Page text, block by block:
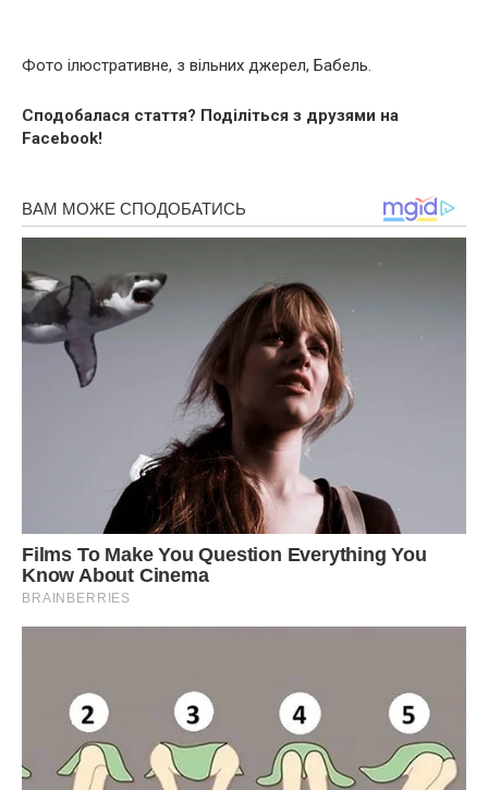
Фото ілюстративне, з вільних джерел, Бабель.
Сподобалася стаття? Поділіться з друзями на
Facebook!